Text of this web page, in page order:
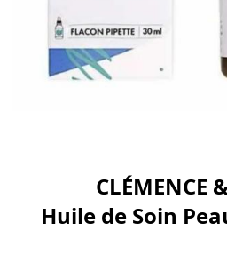
CLÉMENCE
Huile de Soin